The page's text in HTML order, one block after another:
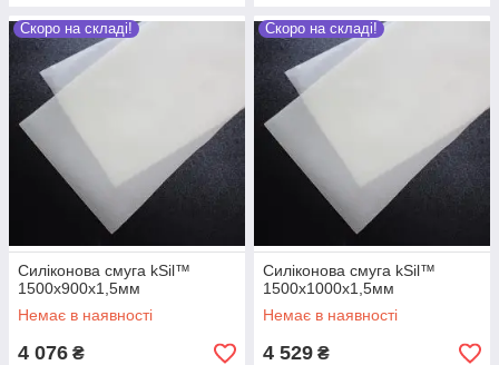
Скоро на складі!
Силіконова смуга kSil™
1500х900х1,5мм
Немає в наявності
4 076 ₴
Скоро на складі!
Силіконова смуга kSil™
1500х1000х1,5мм
Немає в наявності
4 529 ₴